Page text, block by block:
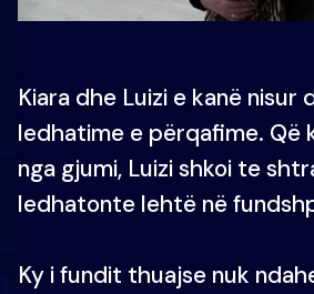
Kiara dhe Luizi e kanë nisur
ledhatime e përqafime. Që
nga gjumi, Luizi shkoi te
ledhatonte lehtë në
Ky i fundit thuajse nuk